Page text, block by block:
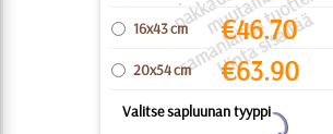
k
p
u
t
a.
ä
16x43 cm €46.70
20x54 cm €63.90
Valitse sapluunan tyyppi
Y